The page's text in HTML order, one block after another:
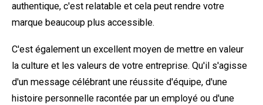
authentique, c'est relatable et cela peut rendre votre
marque beaucoup plus accessible.
C'est également un excellent moyen de mettre en valeur
la culture et les valeurs de votre entreprise. Qu'il s'agisse
d'un message célébrant une réussite d'équipe, d'une
histoire personnelle racontée par un employé ou d'une